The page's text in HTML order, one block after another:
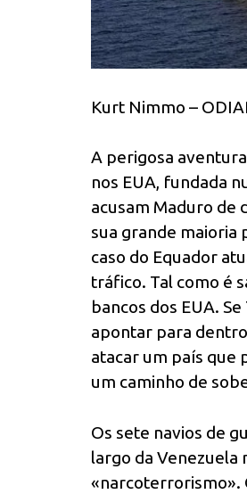
Kurt Nimmo –
A perigosa
nos EUA, fundada
acusam Maduro de
sua grande maioria
caso do Equador
tráfico. Tal como é
bancos dos EUA.
apontar para
atacar um país que
um caminho de
Os sete navios de
largo da Venezuela
«narcoterrorismo».